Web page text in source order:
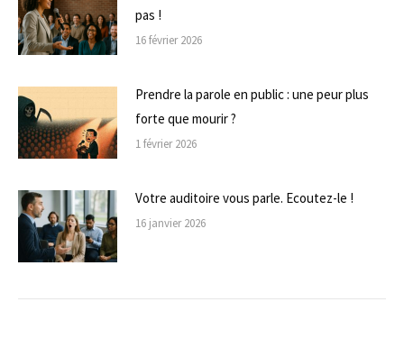
pas !
16 février 2026
Prendre la parole en public : une peur plus
forte que mourir ?
1 février 2026
Votre auditoire vous parle. Ecoutez-le !
16 janvier 2026